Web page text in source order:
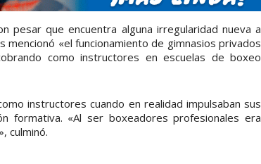
pesar que encuentra alguna irregularidad nueva a
«el funcionamiento de gimnasios privados
como instructores en escuelas de boxeo
instructores cuando en realidad impulsaban sus
formativa. «Al ser boxeadores profesionales era
culminó.